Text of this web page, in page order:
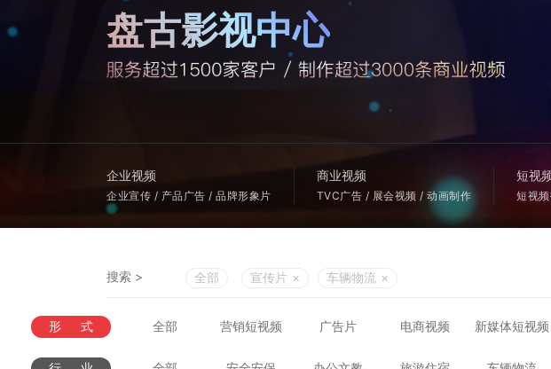
盘古影视中心
企业视频
企业宣传 / 产品广告 / 品牌形象片
商业视频
TVC广告 / 展会视频 / 动画制作
短视
短视
搜索 > 全部 宣传片 × 车辆物流 ×
形式 全部 营销短视频 广告片 电商视频 新媒体短视频